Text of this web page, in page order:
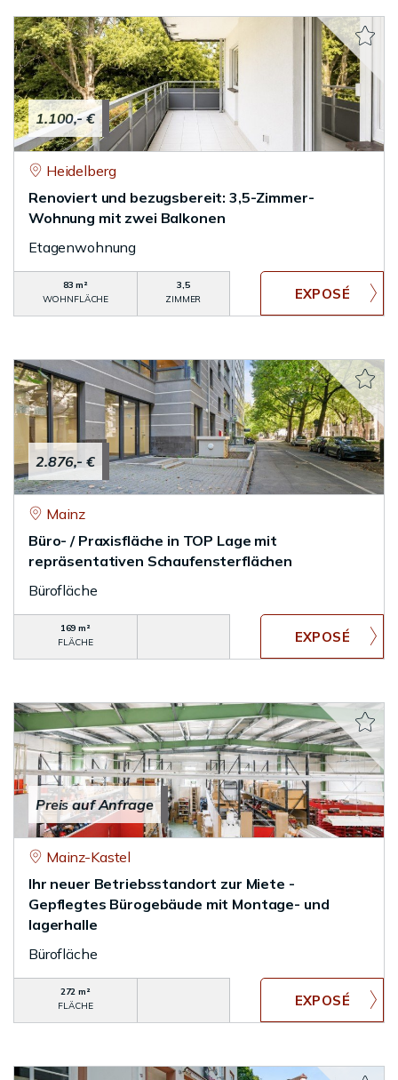
1.100,- €
Heidelberg
Renoviert und bezugsbereit: 3,5-Zimmer-
Wohnung mit zwei Balkonen
Etagenwohnung
83 m²
WOHNFLÄCHE
3,5
ZIMMER
2.876,- €
Mainz
Büro- / Praxisfläche in TOP Lage mit
repräsentativen Schaufensterflächen
Bürofläche
169 m²
FLÄCHE
Preis auf Anfrage
Mainz-Kastel
Ihr neuer Betriebsstandort zur Miete -
Gepflegtes Bürogebäude mit Montage- und
lagerhalle
Bürofläche
272 m²
FLÄCHE